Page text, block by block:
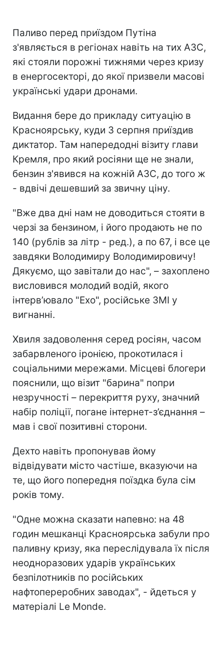
Паливо перед приїздом Путіна
з'являється в регіонах навіть на тих АЗС,
які стояли порожні тижнями через кризу
в енергосекторі, до якої призвели масові
українські удари дронами.
Видання бере до прикладу ситуацію в
Красноярську, куди 3 серпня приїздив
диктатор. Там напередодні візиту глави
Кремля, про який росіяни ще не знали,
бензин з'явився на кожній АЗС, до того ж
- вдвічі дешевший за звичну ціну.
"Вже два дні нам не доводиться стояти в
черзі за бензином, і його продають не по
140 (рублів за літр - ред.), а по 67, і все це
завдяки Володимиру Володимировичу!
Дякуємо, що завітали до нас", – захоплено
висловився молодий водій, якого
інтерв’ювало "Ехо", російське ЗМІ у
вигнанні.
Хвиля задоволення серед росіян, часом
забарвленого іронією, прокотилася і
соціальними мережами. Місцеві блогери
пояснили, що візит "барина" попри
незручності – перекриття руху, значний
набір поліції, погане інтернет-з’єднання –
мав і свої позитивні сторони.
Дехто навіть пропонував йому
відвідувати місто частіше, вказуючи на
те, що його попередня поїздка була сім
років тому.
"Одне можна сказати напевно: на 48
годин мешканці Красноярська забули про
паливну кризу, яка переслідувала їх після
неодноразових ударів українських
безпілотників по російських
нафтопереробних заводах", - йдеться у
матеріалі Le Monde.